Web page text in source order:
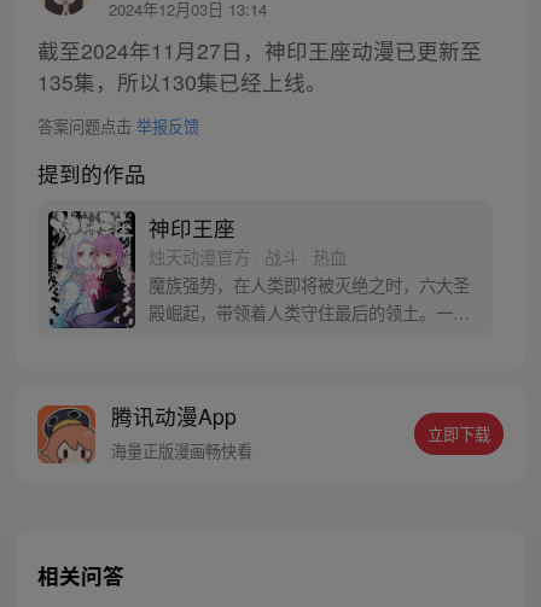
2024年12月03日 13:14
截至2024年11月27日，神印王座动漫已更新至
135集，所以130集已经上线。
答案问题点击 举报反馈
提到的作品
神印王座
烛天动漫官方 · 战斗 · 热血
魔族强势，在人类即将被灭绝之时，六大圣
殿崛起，带领着人类守住最后的领土。一名
着骑士最高荣耀的神印王座？
腾讯动漫App
海量正版漫画畅快看
立即下载
相关问答